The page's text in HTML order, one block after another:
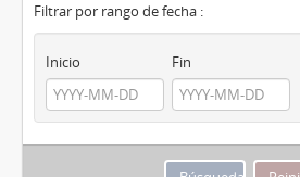
Filtrar por rango de fecha :
Inicio Fin